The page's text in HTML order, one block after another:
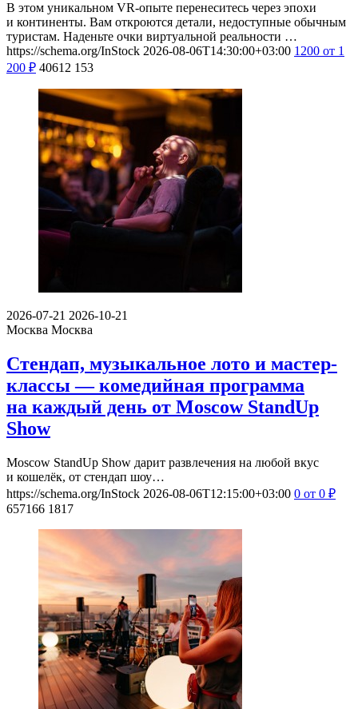
В этом уникальном VR-опыте перенеситесь через эпохи
и континенты. Вам откроются детали, недоступные обычным
туристам. Наденьте очки виртуальной реальности …
https://schema.org/InStock 2026-08-06T14:30:00+03:00 1200 от 1
200 ₽ 40612 153
2026-07-21 2026-10-21
Москва Москва
Стендап, музыкальное лото и мастер-
классы — комедийная программа
на каждый день от Moscow StandUp
Show
Moscow StandUp Show дарит развлечения на любой вкус
и кошелёк, от стендап шоу…
https://schema.org/InStock 2026-08-06T12:15:00+03:00 0 от 0 ₽
657166 1817